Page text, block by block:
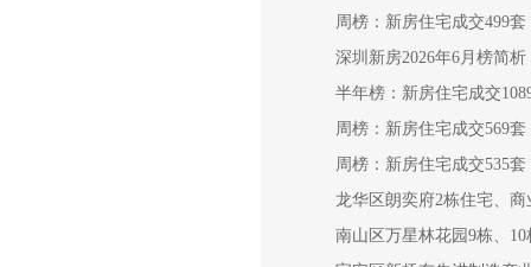
周榜：新房住宅成交499套
深圳新房2026年6月榜简析
半年榜：新房住宅成交
周榜：新房住宅成交569套
周榜：新房住宅成交535套
龙华区朗奕府2栋住宅、
南山区万星林花园9栋、